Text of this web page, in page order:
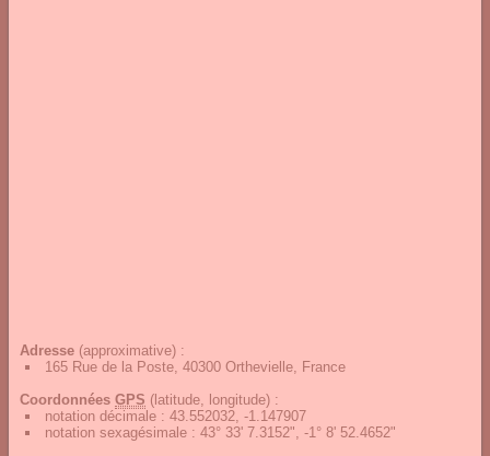
Adresse (approximative) :
165 Rue de la Poste, 40300 Orthevielle, France
Coordonnées GPS (latitude, longitude) :
notation décimale : 43.552032, -1.147907
notation sexagésimale : 43° 33' 7.3152", -1° 8' 52.4652"